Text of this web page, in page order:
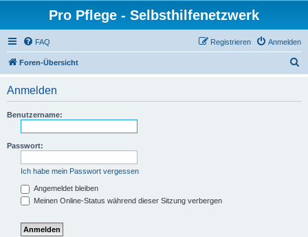
Pro Pflege - Selbsthilfenetzwerk
FAQ Anmelden
Registrieren
Foren-Übersicht
Anmelden
Benutzername:
Passwort:
Ich habe mein Passwort vergessen
Angemeldet bleiben
Meinen Online-Status während dieser Sitzung verbergen